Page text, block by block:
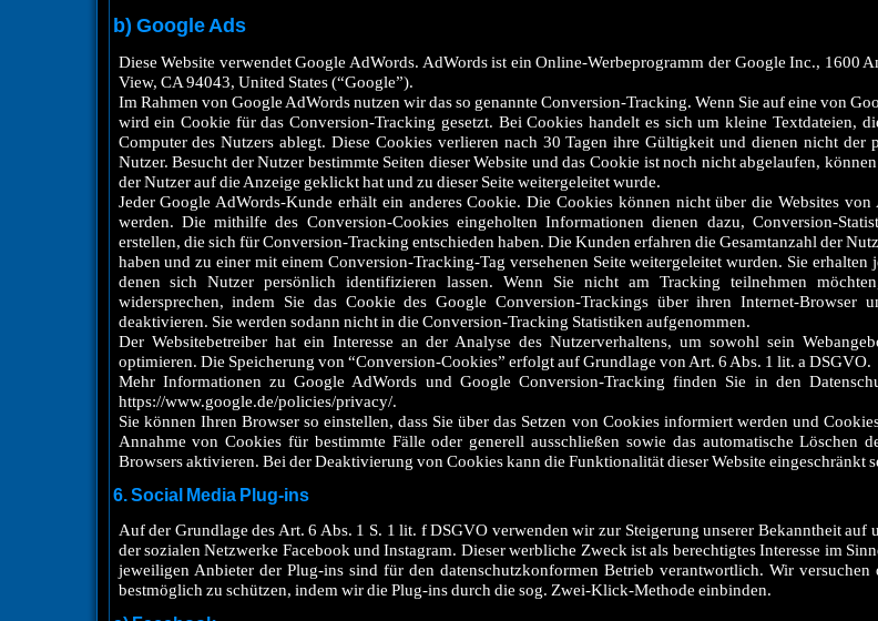
b) Google Ads
Diese Website verwendet Google AdWords. AdWords ist ein Online-Werbeprogramm der Google Inc., 1600
View, CA 94043, United States (“Google”).
Im Rahmen von Google AdWords nutzen wir das so genannte Conversion-Tracking. Wenn Sie auf eine von
wird ein Cookie für das Conversion-Tracking gesetzt. Bei Cookies handelt es sich um kleine Textdateien,
Computer des Nutzers ablegt. Diese Cookies verlieren nach 30 Tagen ihre Gültigkeit und dienen nicht der
Nutzer. Besucht der Nutzer bestimmte Seiten dieser Website und das Cookie ist noch nicht abgelaufen,
der Nutzer auf die Anzeige geklickt hat und zu dieser Seite weitergeleitet wurde.
Jeder Google AdWords-Kunde erhält ein anderes Cookie. Die Cookies können nicht über die Websites
werden. Die mithilfe des Conversion-Cookies eingeholten Informationen dienen dazu, Conversion-
erstellen, die sich für Conversion-Tracking entschieden haben. Die Kunden erfahren die Gesamtanzahl der
haben und zu einer mit einem Conversion-Tracking-Tag versehenen Seite weitergeleitet wurden. Sie
denen sich Nutzer persönlich identifizieren lassen. Wenn Sie nicht am Tracking teilnehmen
widersprechen, indem Sie das Cookie des Google Conversion-Trackings über ihren Internet-Browser
deaktivieren. Sie werden sodann nicht in die Conversion-Tracking Statistiken aufgenommen.
Der Websitebetreiber hat ein Interesse an der Analyse des Nutzerverhaltens, um sowohl sein
optimieren. Die Speicherung von “Conversion-Cookies” erfolgt auf Grundlage von Art. 6 Abs. 1 lit. a DSGVO.
Mehr Informationen zu Google AdWords und Google Conversion-Tracking finden Sie in den
https://www.google.de/policies/privacy/.
Sie können Ihren Browser so einstellen, dass Sie über das Setzen von Cookies informiert werden und
Annahme von Cookies für bestimmte Fälle oder generell ausschließen sowie das automatische Löschen
Browsers aktivieren. Bei der Deaktivierung von Cookies kann die Funktionalität dieser Website eingeschränkt
6. Social Media Plug-ins
Auf der Grundlage des Art. 6 Abs. 1 S. 1 lit. f DSGVO verwenden wir zur Steigerung unserer Bekanntheit auf
der sozialen Netzwerke Facebook und Instagram. Dieser werbliche Zweck ist als berechtigtes Interesse im
jeweiligen Anbieter der Plug-ins sind für den datenschutzkonformen Betrieb verantwortlich. Wir versuchen
bestmöglich zu schützen, indem wir die Plug-ins durch die sog. Zwei-Klick-Methode einbinden.